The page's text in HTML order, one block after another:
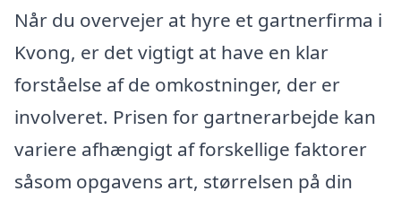
Når du overvejer at hyre et gartnerfirma i
Kvong, er det vigtigt at have en klar
forståelse af de omkostninger, der er
involveret. Prisen for gartnerarbejde kan
variere afhængigt af forskellige faktorer
såsom opgavens art, størrelsen på din